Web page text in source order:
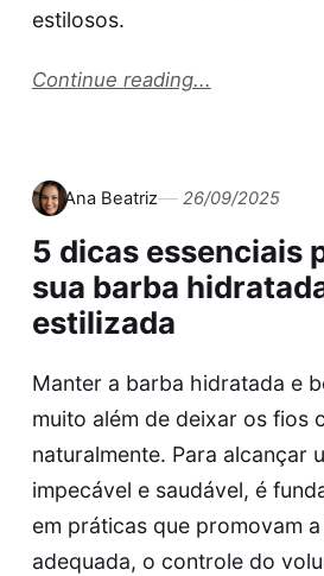
estilosos.
Continue reading...
Ana Beatriz 26/09/2025
5 dicas essenciais
sua barba
estilizada
Manter a barba hidratada e
muito além de deixar os fios
naturalmente. Para alcançar
impecável e saudável, é
em práticas que promovam
adequada, o controle do